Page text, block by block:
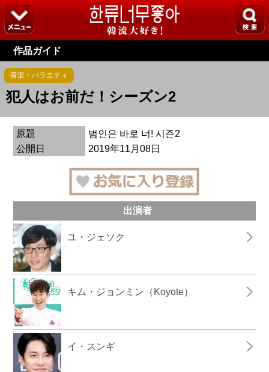
作品ガイド
音楽・バラエティ
犯人はお前だ！シーズン2
原題
범인은 바로 너! 시즌2
公開日
2019年11月08日
出演者
ユ・ジェソク
キム・ジョンミン（Koyote）
イ・スンギ